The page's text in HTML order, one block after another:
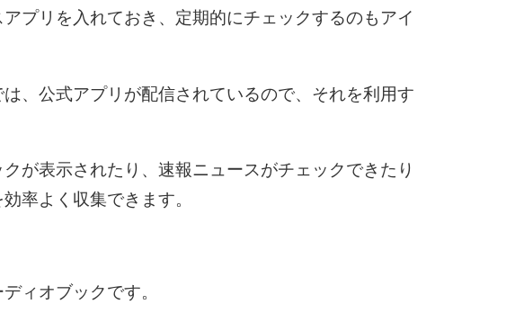
プリを入れておき、定期的にチェックするのもアイ
、公式アプリが配信されているので、それを利用す
が表示されたり、速報ニュースがチェックできたり
率よく収集できます。
ィオブックです。